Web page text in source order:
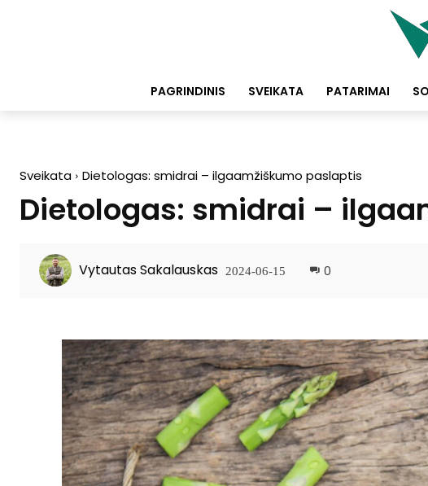
PAGRINDINIS SVEIKATA PATARIMAI
Sveikata Dietologas: smidrai – ilgaamžiškumo paslaptis
Dietologas: smidrai –
Vytautas Sakalauskas 2024-06-15 0